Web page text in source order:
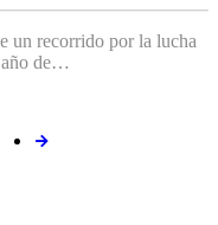
un recorrido por la lucha
año de…